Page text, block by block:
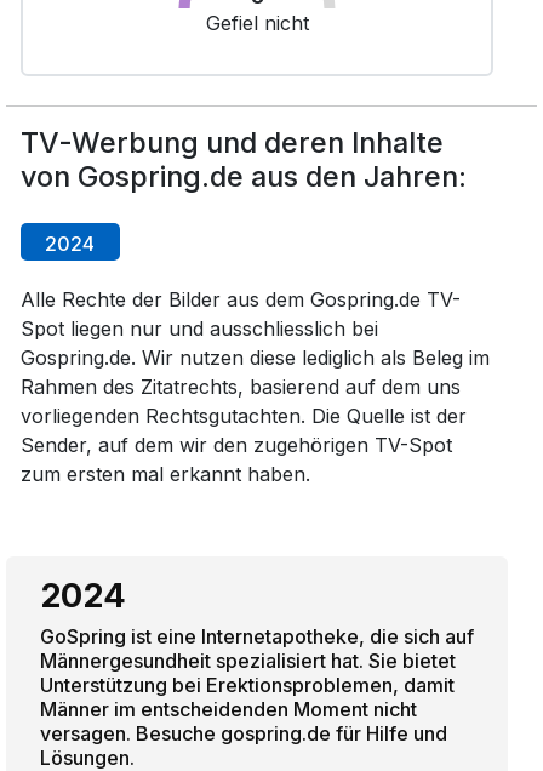
Gefiel nicht
TV-Werbung und deren Inhalte
von Gospring.de aus den Jahren:
2024
Alle Rechte der Bilder aus dem Gospring.de TV-
Spot liegen nur und ausschliesslich bei
Gospring.de. Wir nutzen diese lediglich als Beleg im
Rahmen des Zitatrechts, basierend auf dem uns
vorliegenden Rechtsgutachten. Die Quelle ist der
Sender, auf dem wir den zugehörigen TV-Spot
zum ersten mal erkannt haben.
2024
GoSpring ist eine Internetapotheke, die sich auf
Männergesundheit spezialisiert hat. Sie bietet
Unterstützung bei Erektionsproblemen, damit
Männer im entscheidenden Moment nicht
versagen. Besuche gospring.de für Hilfe und
Lösungen.